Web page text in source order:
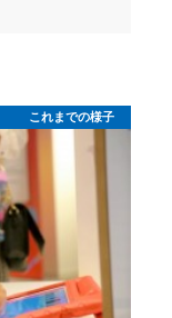
これまでの様子